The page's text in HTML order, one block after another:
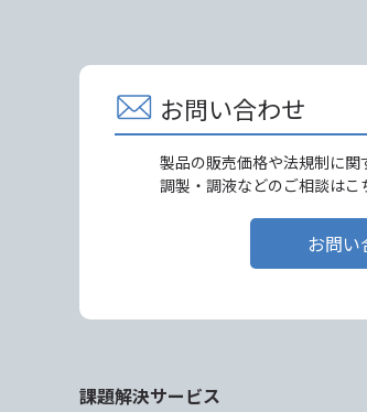
お問い合わせ
製品の販売価格や法規制に
調製・調液などのご相談はこ
お問い
課題解決サービス